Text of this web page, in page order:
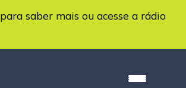
para saber mais ou acesse a rádio